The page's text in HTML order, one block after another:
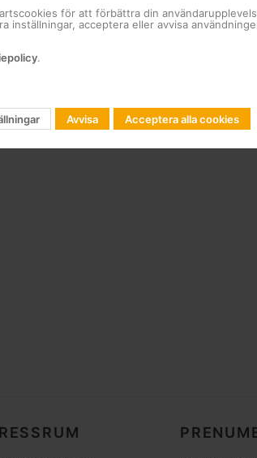
för att förbättra din
inställningar, acceptera eller avvisa
.
Avvisa Acceptera alla cookies